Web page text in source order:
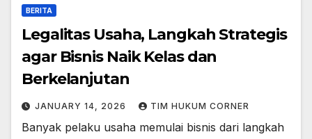
BERITA
Legalitas Usaha, Langkah Strategis
agar Bisnis Naik Kelas dan
Berkelanjutan
JANUARY 14, 2026 TIM HUKUM CORNER
Banyak pelaku usaha memulai bisnis dari langkah